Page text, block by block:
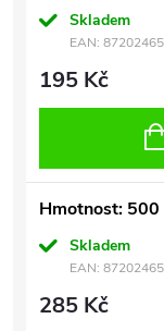
Skladem
EAN:
195 Kč
Hmotnost: 500
Skladem
EAN:
285 Kč